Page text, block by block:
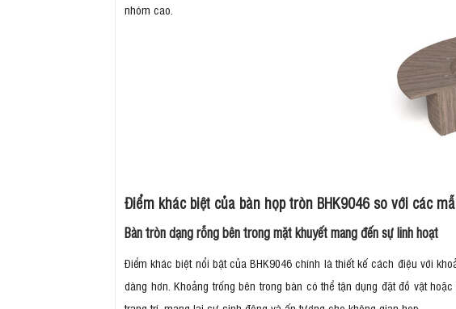
nhóm cao.
Điểm khác biệt của bàn họp tròn BHK9046 so với các
Bàn tròn dạng rỗng bên trong mặt khuyết mang đến sự linh hoạt
Điểm khác biệt nổi bật của BHK9046 chính là thiết kế cách điệu với
dàng hơn. Khoảng trống bên trong bàn có thể tận dụng đặt đồ vật